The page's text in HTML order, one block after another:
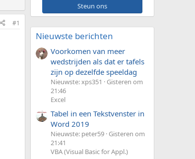
#1
Steun ons
Nieuwste berichten
Voorkomen van meer
wedstrijden als dat er tafels
zijn op dezelfde speeldag
Nieuwste: xps351
Gisteren om
21:46
Excel
Tabel in een Tekstvenster in
Word 2019
Nieuwste: peter59 Gisteren om
21:41
VBA (Visual Basic for Appl.)